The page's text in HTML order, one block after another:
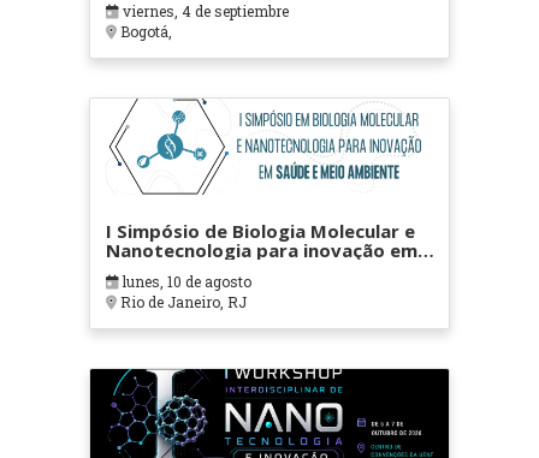
viernes, 4 de septiembre
Bogotá,
I Simpósio de Biologia Molecular e
Nanotecnologia para inovação em
saúde e meio ambiente
lunes, 10 de agosto
Rio de Janeiro, RJ